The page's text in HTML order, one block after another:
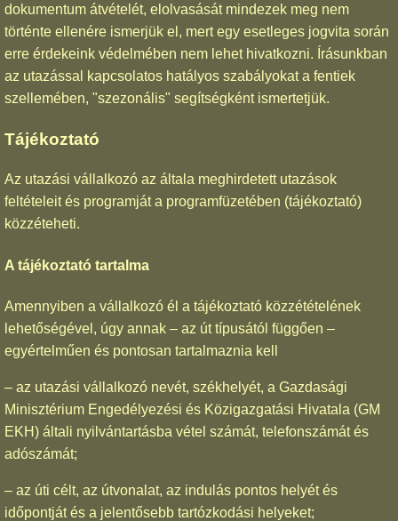
dokumentum átvételét, elolvasását mindezek meg nem
történte ellenére ismerjük el, mert egy esetleges jogvita során
erre érdekeink védelmében nem lehet hivatkozni. Írásunkban
az utazással kapcsolatos hatályos szabályokat a fentiek
szellemében, "szezonális" segítségként ismertetjük.
Tájékoztató
Az utazási vállalkozó az általa meghirdetett utazások
feltételeit és programját a programfüzetében (tájékoztató)
közzéteheti.
A tájékoztató tartalma
Amennyiben a vállalkozó él a tájékoztató közzétételének
lehetőségével, úgy annak – az út típusától függően –
egyértelműen és pontosan tartalmaznia kell
– az utazási vállalkozó nevét, székhelyét, a Gazdasági
Minisztérium Engedélyezési és Közigazgatási Hivatala (GM
EKH) általi nyilvántartásba vétel számát, telefonszámát és
adószámát;
– az úti célt, az útvonalat, az indulás pontos helyét és
időpontját és a jelentősebb tartózkodási helyeket;